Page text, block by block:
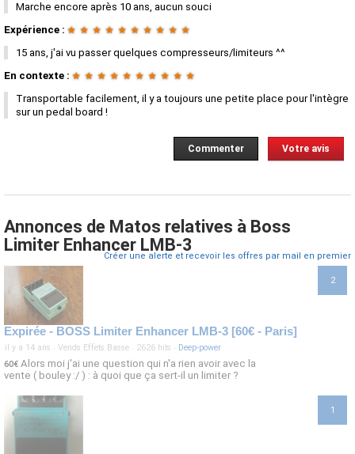
Marche encore après 10 ans, aucun souci
Expérience : ★ ★ ★ ★ ★ ★ ★ ★ ★ ★
15 ans, j'ai vu passer quelques compresseurs/limiteurs ^^
En contexte : ★ ★ ★ ★ ★ ★ ★ ★ ★ ★
Transportable facilement, il y a toujours une petite place pour l'intègre
sur un pedal board !
Commenter Votre avis
Annonces de Matos relatives à Boss
Limiter Enhancer LMB-3
Créer une alerte et recevoir les offres par mail en premier
2
Expirée - BOSS Limiter Enhancer LMB-3 [60€ - Paris]
il y a 14 ans · Vends Effets Basse · 2626 hits · Deep-power
60€ Alors moi j'ai une question qui n'a rien avoir avec la
vente ( bouley :/ ) : à quoi que ça sert-il un limiter ?
1